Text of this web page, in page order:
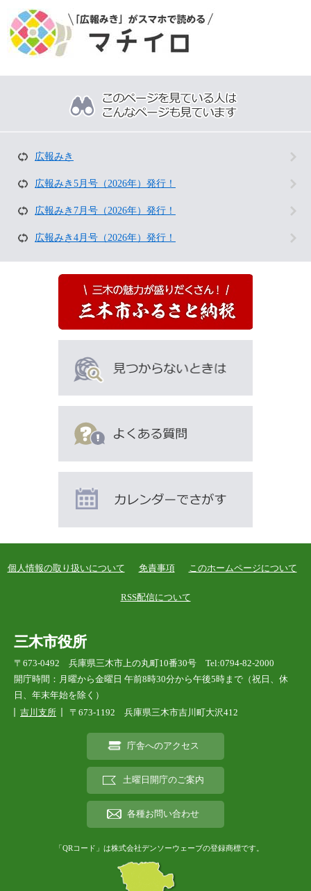
広報みき
広報みき5月号（2026年）発行！
広報みき7月号（2026年）発行！
広報みき4月号（2026年）発行！
個人情報の取り扱いについて 免責事項 このホームページについて
RSS配信について
三木市役所
〒673-0492 兵庫県三木市上の丸町10番30号 Tel:0794-82-2000
開庁時間：月曜から金曜日 午前8時30分から午後5時まで（祝日、休
日、年末年始を除く）
吉川支所
〒673-1192 兵庫県三木市吉川町大沢412
庁舎へのアクセス
土曜日開庁のご案内
各種お問い合わせ
「QRコード」は株式会社デンソーウェーブの登録商標です。